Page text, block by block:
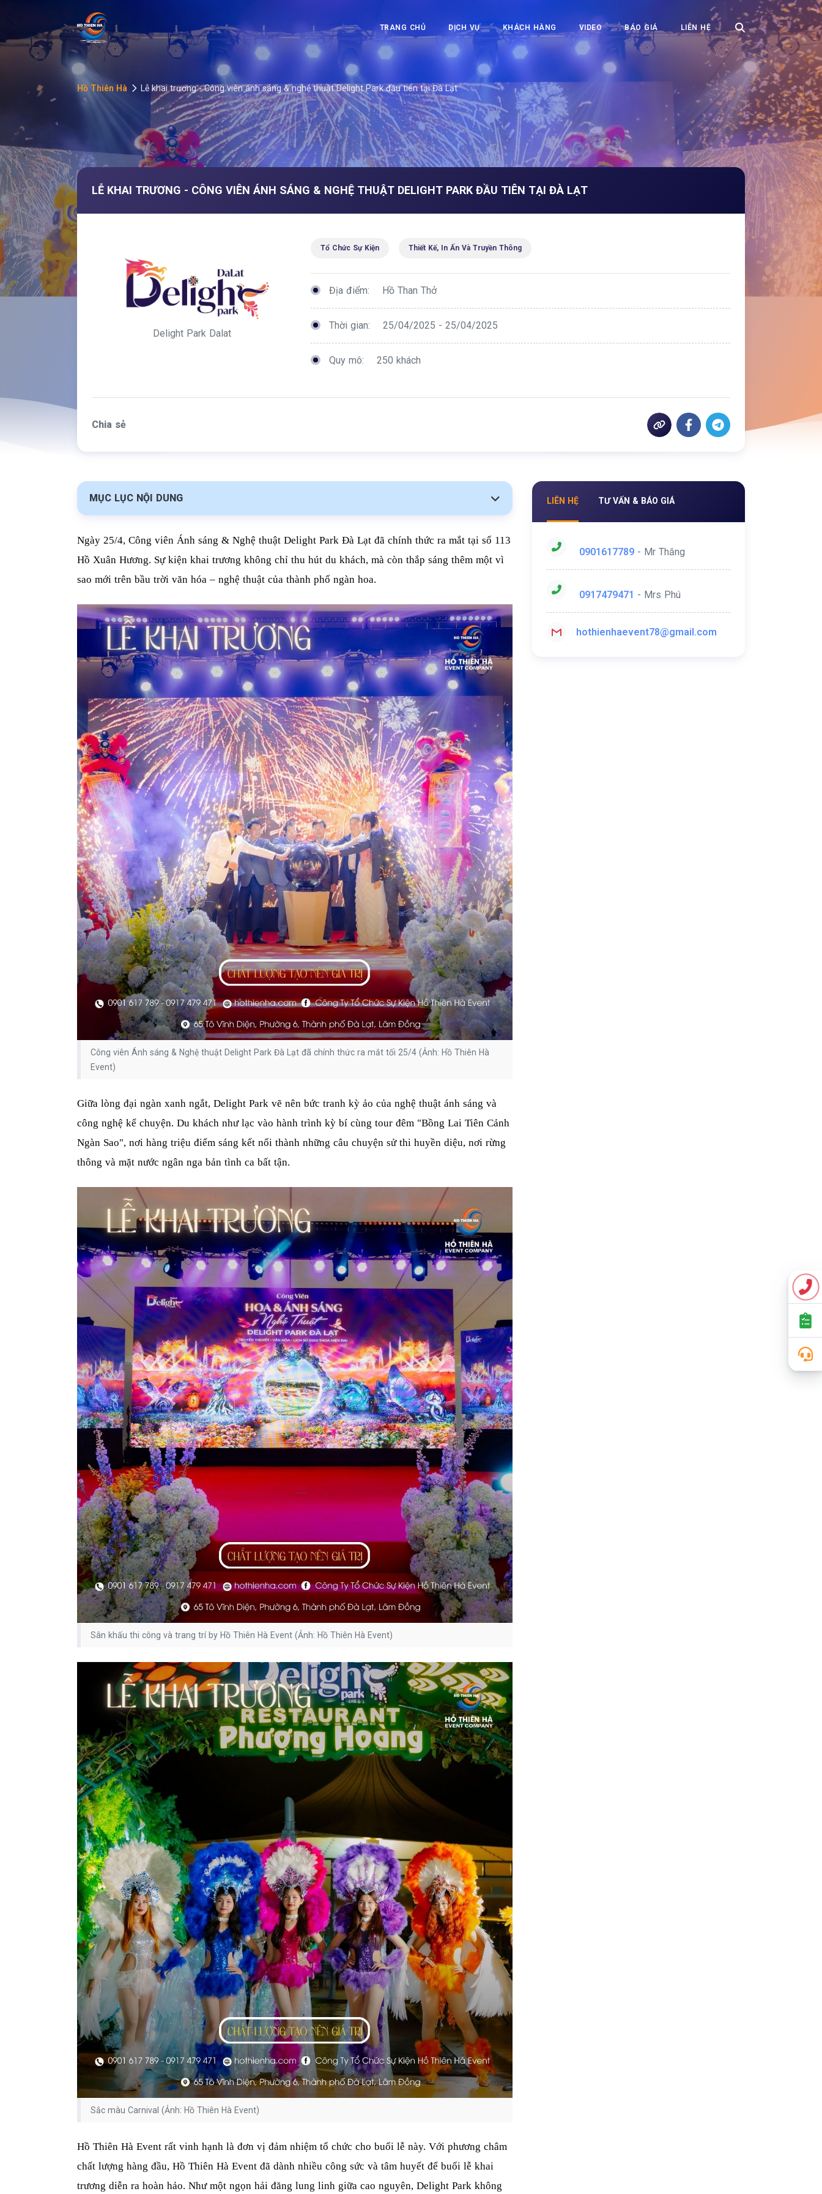
T
ổ
Ch
ức
Sự
Kiệ
Eve
TRANG CHỦ DỊCH VỤ KHÁCH HÀNG VIDEO BÁO GIÁ LIÊN HỆ
Hồ Thiên Hà Lễ khai trương - Công viên ánh sáng & nghệ thuật Delight Park đầu tiên tại Đà Lạt
LỄ KHAI TRƯƠNG - CÔNG VIÊN ÁNH SÁNG & NGHỆ THUẬT DELIGHT PARK ĐẦU TIÊN TẠI ĐÀ LẠT
Delight Park Dalat
Tổ Chức Sự Kiện Thiết Kế, In Ấn Và Truyền Thông
Địa điểm: Hồ Than Thở
Thời gian: 25/04/2025 - 25/04/2025
Quy mô: 250 khách
Chia sẻ
MỤC LỤC NỘI DUNG
Ngày 25/4, Công viên Ánh sáng & Nghệ thuật Delight Park Đà Lạt đã chính thức ra mắt tại số 113
Hồ Xuân Hương. Sự kiện khai trương không chỉ thu hút du khách, mà còn thắp sáng thêm một vì
sao mới trên bầu trời văn hóa – nghệ thuật của thành phố ngàn hoa.
Công viên Ánh sáng & Nghệ thuật Delight Park Đà Lạt đã chính thức ra mắt tối 25/4 (Ảnh: Hồ Thiên Hà
Event)
Giữa lòng đại ngàn xanh ngắt, Delight Park vẽ nên bức tranh kỳ ảo của nghệ thuật ánh sáng và
công nghệ kể chuyện. Du khách như lạc vào hành trình kỳ bí cùng tour đêm "Bồng Lai Tiên Cảnh
Ngàn Sao", nơi hàng triệu điểm sáng kết nối thành những câu chuyện sử thi huyền diệu, nơi rừng
thông và mặt nước ngân nga bản tình ca bất tận.
Sân khấu thi công và trang trí by Hồ Thiên Hà Event (Ảnh: Hồ Thiên Hà Event)
Sắc màu Carnival (Ảnh: Hồ Thiên Hà Event)
Hồ Thiên Hà Event rất vinh hạnh là đơn vị đảm nhiệm tổ chức cho buổi lễ này. Với phương châm
chất lượng hàng đầu, Hồ Thiên Hà Event đã dành nhiều công sức và tâm huyết để buổi lễ khai
trương diễn ra hoàn hảo. Như một ngọn hải đăng lung linh giữa cao nguyên, Delight Park không
LIÊN HỆ TƯ VẤN & BÁO GIÁ
0901617789 - Mr Thăng
0917479471 - Mrs Phú
hothienhaevent78@gmail.com